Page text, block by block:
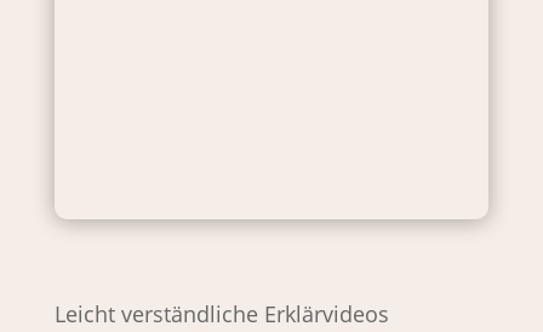
Leicht verständliche Erklärvideos